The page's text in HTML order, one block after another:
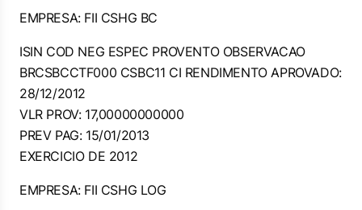
EMPRESA: FII CSHG BC
ISIN COD NEG ESPEC PROVENTO OBSERVACAO
BRCSBCCTF000 CSBC11 CI RENDIMENTO APROVADO:
28/12/2012
VLR PROV: 17,00000000000
PREV PAG: 15/01/2013
EXERCICIO DE 2012
EMPRESA: FII CSHG LOG